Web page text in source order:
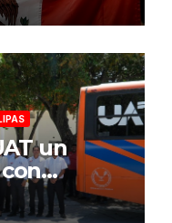
un
la nueva